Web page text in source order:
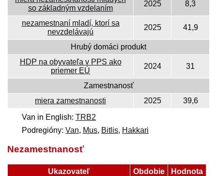
so základným vzdelaním
2025 8,3
nezamestnaní mladí, ktorí sa
nevzdelávajú
2025 41,9
Hrubý domáci produkt
HDP na obyvateľa v PPS ako
priemer EÚ
2024 31
Zamestnanosť
miera zamestnanosti
2025
39,6
Van in English: TRB2
Podregióny: Van, Mus, Bitlis, Hakkari
Nezamestnanosť
Ukazovateľ Obdobie
Hodnota